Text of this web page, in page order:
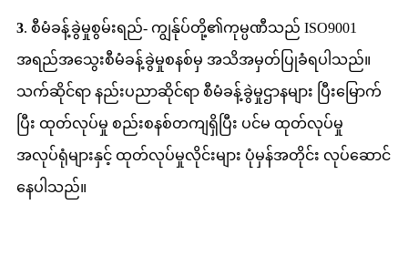
3. စီမံခန့်ခွဲမှုစွမ်းရည်- ကျွန်ုပ်တို့၏ကုမ္ပဏီသည် ISO9001
အရည်အသွေးစီမံခန့်ခွဲမှုစနစ်မှ အသိအမှတ်ပြုခံရပါသည်။
သက်ဆိုင်ရာ နည်းပညာဆိုင်ရာ စီမံခန့်ခွဲမှုဌာနများ ပြီးမြောက်
ပြီး ထုတ်လုပ်မှု စည်းစနစ်တကျရှိပြီး ပင်မ ထုတ်လုပ်မှု
အလုပ်ရုံများနှင့် ထုတ်လုပ်မှုလိုင်းများ ပုံမှန်အတိုင်း လုပ်ဆောင်
နေပါသည်။